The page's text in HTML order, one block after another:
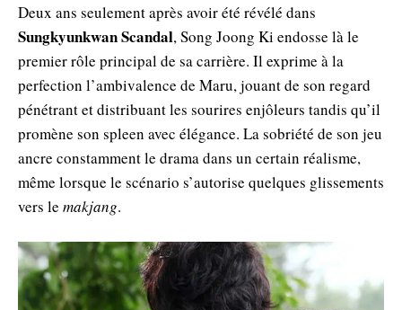
Deux ans seulement après avoir été révélé dans
Sungkyunkwan Scandal, Song Joong Ki endosse là le
premier rôle principal de sa carrière. Il exprime à la
perfection l’ambivalence de Maru, jouant de son regard
pénétrant et distribuant les sourires enjôleurs tandis qu’il
promène son spleen avec élégance. La sobriété de son jeu
ancre constamment le drama dans un certain réalisme,
même lorsque le scénario s’autorise quelques glissements
vers le makjang.